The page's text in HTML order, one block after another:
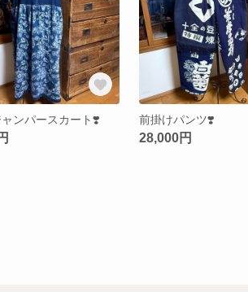
ンパースカート❣️ 前掛けパンツ❣️
28,000円